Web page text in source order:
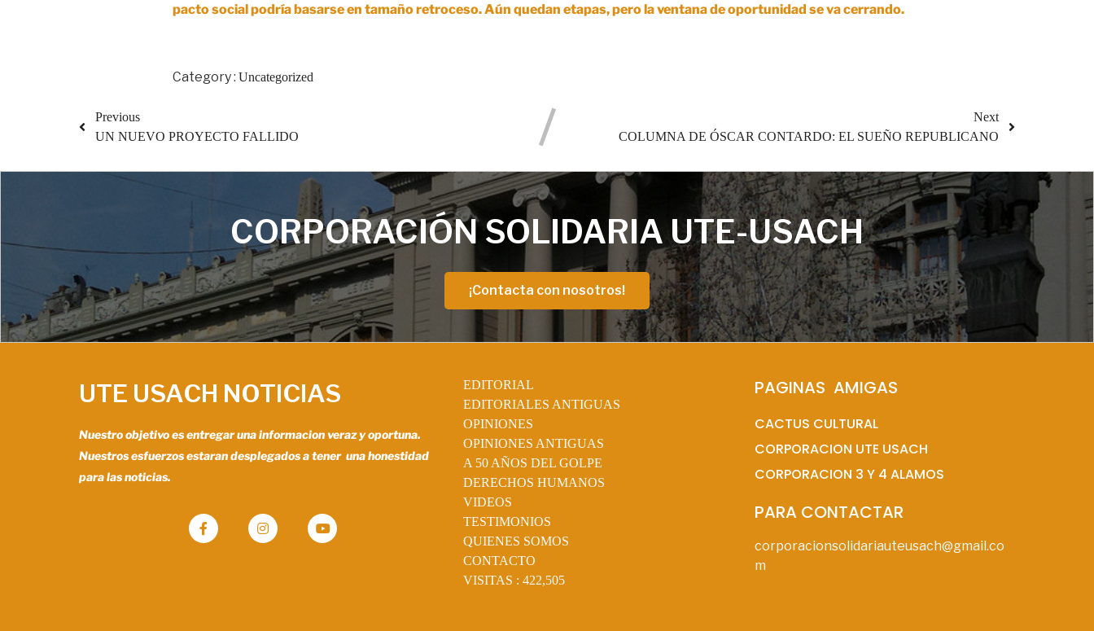
pacto social podría basarse en tamaño retroceso. Aún quedan etapas, pero la ventana de oportunidad se va cerrando.
Category : Uncategorized
Previous
UN NUEVO PROYECTO FALLIDO
Next
COLUMNA DE ÓSCAR CONTARDO: EL SUEÑO REPUBLICANO
CORPORACIÓN SOLIDARIA UTE-USACH
¡Contacta con nosotros!
UTE USACH NOTICIAS
Nuestro objetivo es entregar una informacion veraz y oportuna.
Nuestros esfuerzos estaran desplegados a tener una honestidad
para las noticias.
EDITORIAL
EDITORIALES ANTIGUAS
OPINIONES
OPINIONES ANTIGUAS
A 50 AÑOS DEL GOLPE
DERECHOS HUMANOS
VIDEOS
TESTIMONIOS
QUIENES SOMOS
CONTACTO
VISITAS : 422,505
PAGINAS  AMIGAS
CACTUS CULTURAL
CORPORACION UTE USACH
CORPORACION 3 Y 4 ALAMOS
PARA CONTACTAR
corporacionsolidariauteusach@gmail.co
m